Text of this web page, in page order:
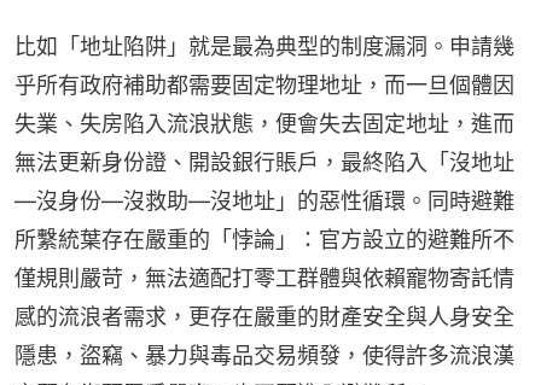
比如「地址陷阱」就是最為典型的制度漏洞。申請幾
乎所有政府補助都需要固定物理地址，而一旦個體因
失業、失房陷入流浪狀態，便會失去固定地址，進而
無法更新身份證、開設銀行賬戶，最終陷入「沒地址
—沒身份—沒救助—沒地址」的惡性循環。同時避難
所繫統葉存在嚴重的「悖論」：官方設立的避難所不
僅規則嚴苛，無法適配打零工群體與依賴寵物寄託情
感的流浪者需求，更存在嚴重的財產安全與人身安全
隱患，盜竊、暴力與毒品交易頻發，使得許多流浪漢